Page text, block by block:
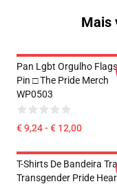
Mais
Pan Lgbt Orgulho
Pin □ The Pride Merch
WP0503
€ 9,24 - € 12,00
T-Shirts De Bandeira
Transgender Pride